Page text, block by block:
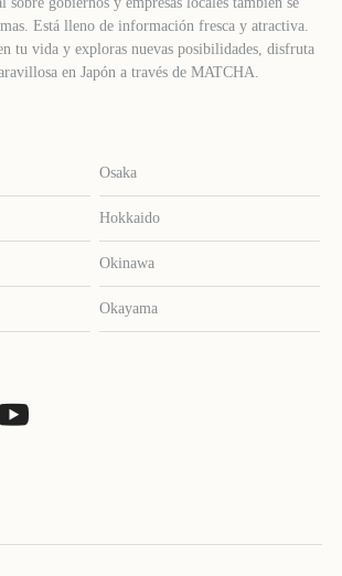
Está lleno de información fresca y atractiva.
tu vida y exploras nuevas posibilidades, disfruta
en Japón a través de MATCHA.
Osaka
Hokkaido
Okinawa
Okayama